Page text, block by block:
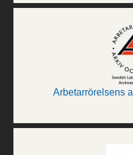
Arbetarrörelsens